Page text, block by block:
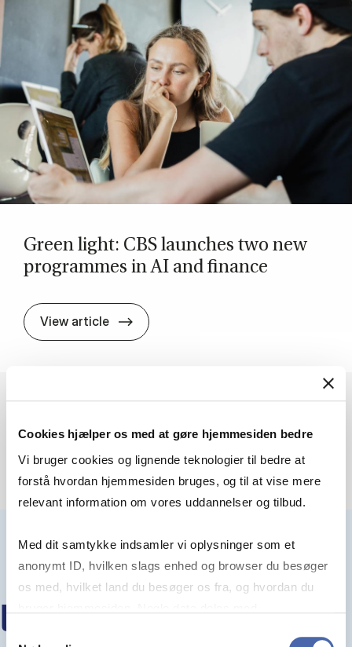
Cookies hjælper os med at gøre hjemmesiden bedre
Vi bruger cookies og lignende teknologier til bedre at
forstå hvordan hjemmesiden bruges, og til at vise mere
relevant information om vores uddannelser og tilbud.
Med dit samtykke indsamler vi oplysninger som et
anonymt ID, hvilken slags enhed og browser du besøger
os med, hvilket land du besøger os fra, og hvordan du
Samtykkevalg
Green light: CBS launches two new
pro­grammes in AI and fin­ance
View article Green light: CBS launches two new
UP­COM­ING EVENTS AT CBS